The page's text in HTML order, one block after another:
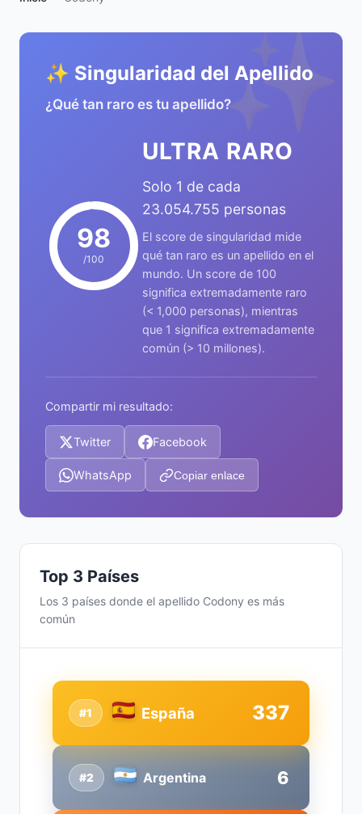
✨
✨ Singularidad del Apellido
¿Qué tan raro es tu apellido?
98
/100
ULTRA RARO
Solo 1 de cada
23.054.755 personas
El score de singularidad mide
qué tan raro es un apellido en el
mundo. Un score de 100
significa extremadamente raro
(< 1,000 personas), mientras
que 1 significa extremadamente
común (> 10 millones).
Compartir mi resultado:
Twitter Facebook
WhatsApp Copiar enlace
Top 3 Países
Los 3 países donde el apellido Codony es más
común
#2 Argentina 6
#1 España 337